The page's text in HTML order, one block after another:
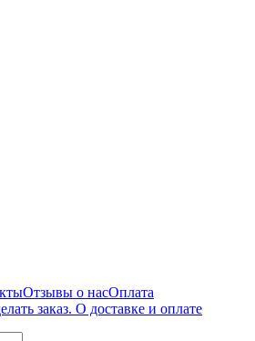
Отзывы о насОплата
заказ. О доставке и оплате